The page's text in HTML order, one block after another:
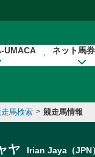
UMACA ネット馬
馬検索 > 競走馬情報
ヤ Irian Jaya（JPN